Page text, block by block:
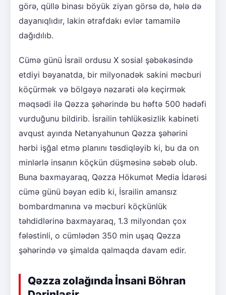
görə, qüllə binası böyük ziyan görsə də, hələ də
dayanıqlıdır, lakin ətrafdakı evlər tamamilə
dağıdılıb.
Cümə günü İsrail ordusu X sosial şəbəkəsində
etdiyi bəyanatda, bir milyonadək sakini məcburi
köçürmək və bölgəyə nəzarəti ələ keçirmək
məqsədi ilə Qəzza şəhərində bu həftə 500 hədəfi
vurduğunu bildirib. İsrailin təhlükəsizlik kabineti
avqust ayında Netanyahunun Qəzza şəhərini
hərbi işğal etmə planını təsdiqləyib ki, bu da on
minlərlə insanın köçkün düşməsinə səbəb olub.
Buna baxmayaraq, Qəzza Hökumət Media İdarəsi
cümə günü bəyan edib ki, İsrailin amansız
bombardmanına və məcburi köçkünlük
təhdidlərinə baxmayaraq, 1.3 milyondan çox
fələstinli, o cümlədən 350 min uşaq Qəzza
şəhərində və şimalda qalmaqda davam edir.
Qəzza zolağında İnsani Böhran